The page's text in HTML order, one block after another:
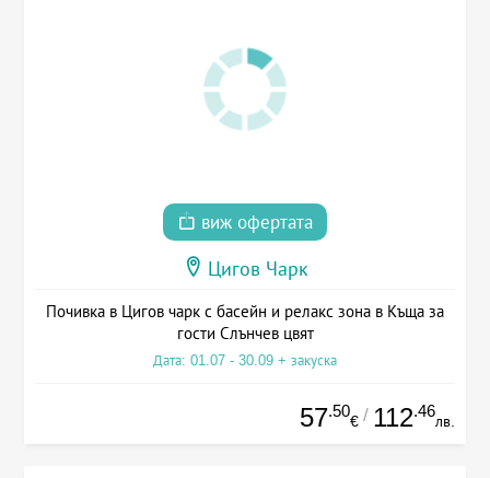
виж офертата
Цигов Чарк
Почивка в Цигов чарк с басейн и релакс зона в Къща за
гости Слънчев цвят
Дата: 01.07 - 30.09 + закуска
57.50
€ / 112.46
лв.